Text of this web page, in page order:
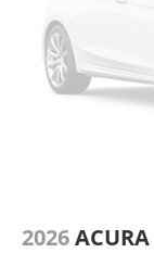
2026ACURA